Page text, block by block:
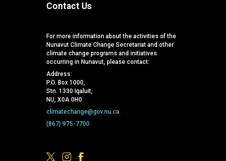
Contact Us
For more information about the activities of the
Nunavut Climate Change Secretariat and other
climate change programs and initiatives
occurring in Nunavut, please contact:
Address:
P.O. Box 1000,
Stn. 1330 Iqaluit,
NU, X0A 0H0.
climatechange@gov.nu.ca
(867) 975-7700